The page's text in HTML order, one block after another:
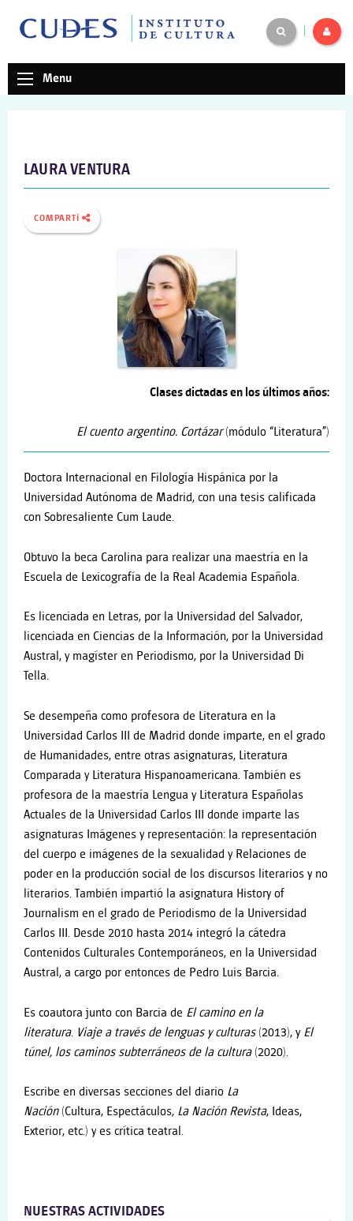
Menu
LAURA VENTURA
COMPARTÍ
Clases dictadas en los últimos años:
El cuento argentino. Cortázar(módulo “Literatura”)
Doctora Internacional en Filología Hispánica por la
Universidad Autónoma de Madrid, con una tesis calificada
con Sobresaliente Cum Laude.
Obtuvo la beca Carolina para realizar una maestría en la
Escuela de Lexicografía de la Real Academia Española.
Es licenciada en Letras, por la Universidad del Salvador,
licenciada en Ciencias de la Información, por la Universidad
Austral, y magíster en Periodismo, por la Universidad Di
Tella.
Se desempeña como profesora de Literatura en la
Universidad Carlos III de Madrid donde imparte, en el grado
de Humanidades, entre otras asignaturas, Literatura
Comparada y Literatura Hispanoamericana. También es
profesora de la maestría Lengua y Literatura Españolas
Actuales de la Universidad Carlos III donde imparte las
asignaturas Imágenes y representación: la representación
del cuerpo e imágenes de la sexualidad y Relaciones de
poder en la producción social de los discursos literarios y no
literarios. También impartió la asignatura History of
Journalism en el grado de Periodismo de la Universidad
Carlos III. Desde 2010 hasta 2014 integró la cátedra
Contenidos Culturales Contemporáneos, en la Universidad
Austral, a cargo por entonces de Pedro Luis Barcia.
Es coautora junto con Barcia de El camino en la
literatura. Viaje a través de lenguas y culturas(2013), y El
túnel, los caminos subterráneos de la cultura(2020).
Escribe en diversas secciones del diario La
Nación(Cultura, Espectáculos, La Nación Revista, Ideas,
Exterior, etc.) y es crítica teatral.
NUESTRAS ACTIVIDADES